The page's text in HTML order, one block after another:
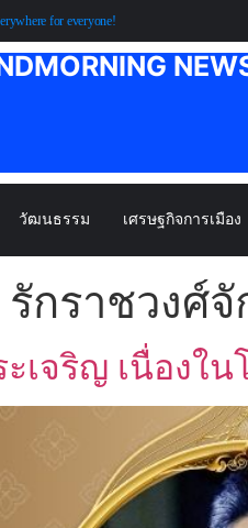
for everyone!
วัฒนธรรม เศรษฐกิจการเมือง
รักราชวงศ์จั
ะเจริญ เนื่องใ